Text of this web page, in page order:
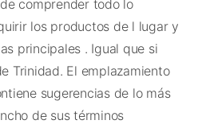
comprender todo lo
los productos de l lugar y
principales . Igual que si
Trinidad. El emplazamiento
sugerencias de lo más
de sus términos